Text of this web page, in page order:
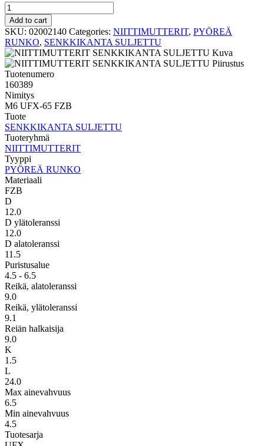
PYÖREÄ
RUNKO
SENKKIKANTA
SULJETTU
M6
UFX-
65
FZB
quantity
Add to cart
SKU: 02002140 Categories: NIITTIMUTTERIT, PYÖREÄ
RUNKO, SENKKIKANTA SULJETTU
Tuotenumero
160389
Nimitys
M6 UFX-65 FZB
Tuote
SENKKIKANTA SULJETTU
Tuoteryhmä
NIITTIMUTTERIT
Tyyppi
PYÖREÄ RUNKO
Materiaali
FZB
D
12.0
D ylätoleranssi
12.0
D alatoleranssi
11.5
Puristusalue
4.5 - 6.5
Reikä, alatoleranssi
9.0
Reikä, ylätoleranssi
9.1
Reiän halkaisija
9.0
K
1.5
L
24.0
Max ainevahvuus
6.5
Min ainevahvuus
4.5
Tuotesarja